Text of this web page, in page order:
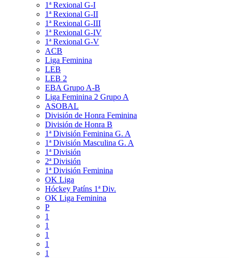
1ª Rexional G-I
1ª Rexional G-II
1ª Rexional G-III
1ª Rexional G-IV
1ª Rexional G-V
ACB
Liga Feminina
LEB
LEB 2
EBA Grupo A-B
Liga Feminina 2 Grupo A
ASOBAL
División de Honra Feminina
División de Honra B
1ª División Feminina G. A
1ª División Masculina G. A
1ª División
2ª División
1ª División Feminina
OK Liga
Hóckey Patíns 1ª Div.
OK Liga Feminina
P
1
1
1
1
1